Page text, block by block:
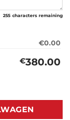
255 characters remaining
€0.00
€380.00
aantal